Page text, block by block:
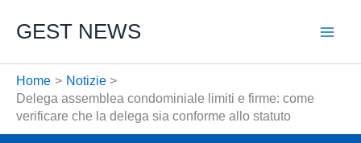
GEST NEWS
Home
Notizie
Delega assemblea condominiale limiti e firme: come
verificare che la delega sia conforme allo statuto